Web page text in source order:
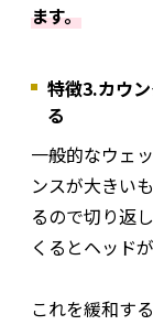
ます。
特徴3.カウ
る
一般的なウェ
ンスが大きい
るので切り返
くるとヘッド
これを緩和す